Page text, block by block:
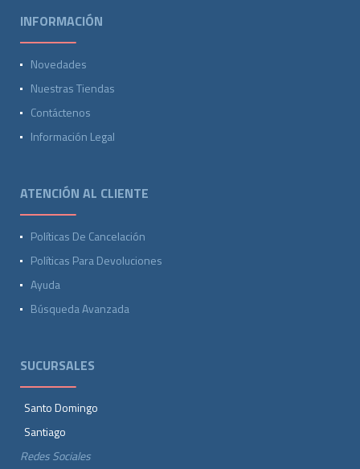
INFORMACIÓN
Novedades
Nuestras Tiendas
Contáctenos
Información Legal
ATENCIÓN AL CLIENTE
Políticas De Cancelación
Políticas Para Devoluciones
Ayuda
Búsqueda Avanzada
SUCURSALES
Santo Domingo
Santiago
Redes Sociales